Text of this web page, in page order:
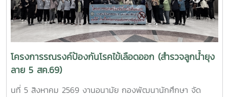
โครงการรณรงค์ป้องกันโรคไข้เลือดออก (สำรวจลูกน้ำยุง
ลาย 5 สค.69)
นที่ 5 สิงหาคม 2569 งานอนามัย กองพัฒนานักศึกษา จัด